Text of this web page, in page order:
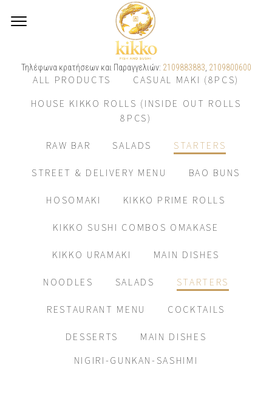
Τηλέφωνα κρατήσεων και Παραγγελιών: 2109883883 2109800600
ALL PRODUCTS
CASUAL MAKI (8PCS)
HOUSE KIKKO ROLLS (INSIDE OUT ROLLS
8PCS)
RAW BAR SALADS STARTERS
STREET & DELIVERY MENU BAO BUNS
HOSOMAKI KIKKO PRIME ROLLS
KIKKO SUSHI COMBOS OMAKASE
KIKKO URAMAKI MAIN DISHES
NOODLES SALADS STARTERS
RESTAURANT MENU COCKTAILS
DESSERTS
MAIN DISHES
NIGIRI-GUNKAN-SASHIMI